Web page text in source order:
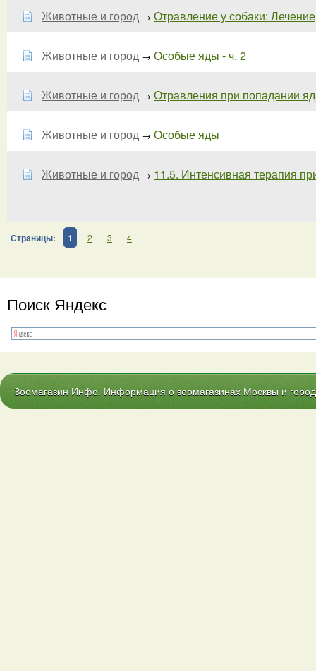
Животные и город → Отравление у собаки: Лечение
Животные и город → Особые яды - ч. 2
Животные и город → Отравления при попадании
Животные и город → Особые яды
Животные и город → 11.5. Интенсивная терапия
Страницы: 1 2 3 4
Поиск Яндекс
Зоомагазин Инфо. Информация о зоомагазинах Москвы и